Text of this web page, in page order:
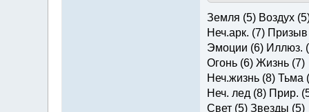
Земля (5) Воздух
Неч.арк. (7) Призыв
Эмоции (6) Иллюз.
Огонь (6) Жизнь (7)
Неч.жизнь (8) Тьма
Неч. лед (8) Прир.
Свет (5) Звезды (5)